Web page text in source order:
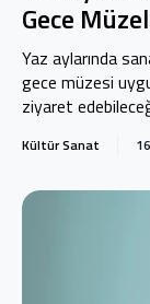
Gece
Yaz aylarında
gece müzesi
ziyaret
Kültür Sanat